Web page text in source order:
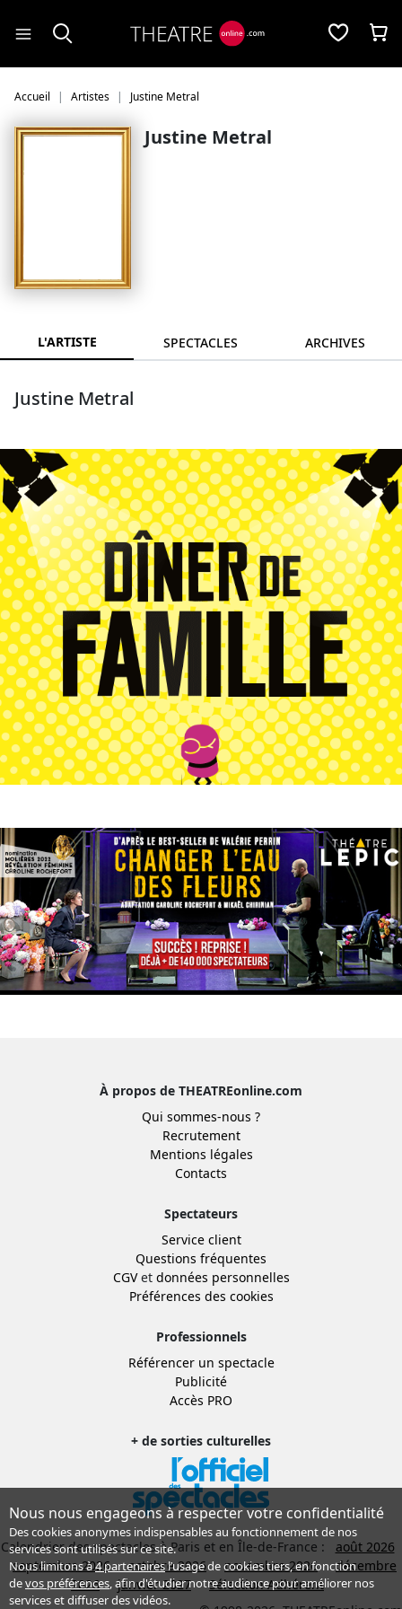
Accueil Artistes Justine Metral
Justine Metral
L'ARTISTE SPECTACLES ARCHIVES
Justine Metral
À propos de THEATREonline.com
Qui sommes-nous ?
Recrutement
Mentions légales
Contacts
Spectateurs
Service client
Questions fréquentes
CGVet données personnelles
Préférences des cookies
Professionnels
Référencer un spectacle
Publicité
Accès PRO
+ de sorties culturelles
Calendrier des spectacles à Paris et en Île-de-France :
août 2026
septembre 2026
octobre 2026 novembre 2026
décembre
2026
janvier 2027
Sélection Adhérent
Nous nous engageons à respecter votre confidentialité
Des cookies anonymes indispensables au fonctionnement de nos
services sont utilisés sur ce site.
Nous limitons à4 partenairesl’usage de cookies tiers, en fonction
devos préférences, afin d'étudier notre audience pour améliorer nos
services et diffuser des vidéos.